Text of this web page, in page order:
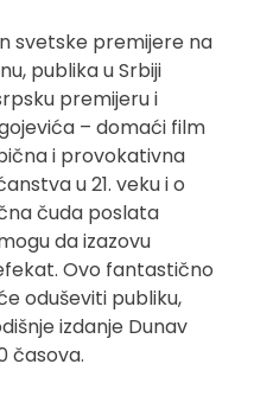
svetske premijere na
publika u Srbiji
premijeru i
– domaći film
i provokativna
u 21. veku i o
čuda poslata
da izazovu
Ovo fantastično
oduševiti publiku,
izdanje Dunav
časova.